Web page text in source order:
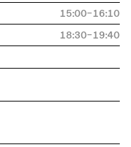
15:00–16:10
18:30–19:40